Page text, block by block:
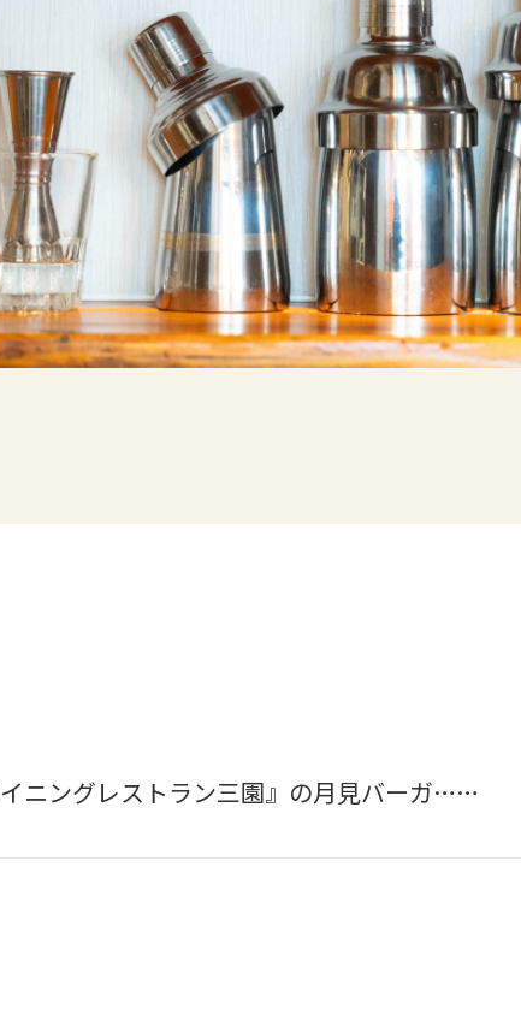
ニングレストラン三園』の月見バーガ……